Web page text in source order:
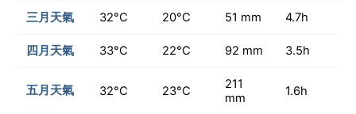
三月天氣 32°C 20°C 51 mm 4.7h
四月天氣 33°C 22°C 92 mm 3.5h
五月天氣 32°C 23°C
211
mm
1.6h